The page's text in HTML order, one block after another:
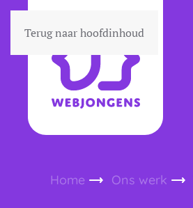
Terug naar hoofdinhoud
Home Ons werk